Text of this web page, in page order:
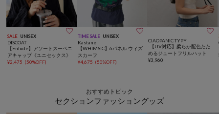
SALE UNISEX 
DISCOAT
【Enlude】アソートスーベニ
アキャップ《ユニセックス》
¥2,475 (50%OFF)
TIME SALE UNISEX 
Kastane
【WHIMSIC】6パネル ウィズ
スカーフ
¥4,675 (50%OFF)

CIAOPANIC TYPY
:【UV対応】柔らか配色たた
めるジュートフリルハット
¥3,960
おすすめトピック
セクションファッショングッズ